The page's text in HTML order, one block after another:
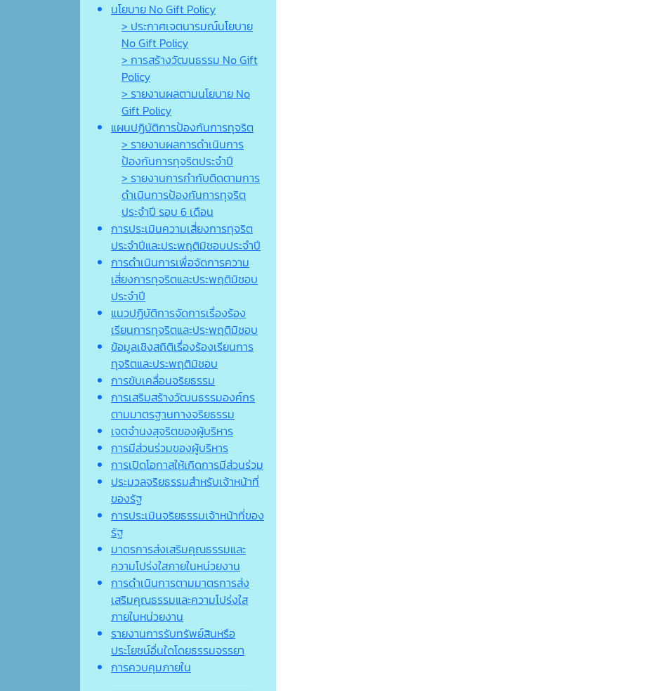
นโยบาย No Gift Policy
> ประกาศเจตนารมณ์นโยบาย
No Gift Policy
> การสร้างวัฒนธรรม No Gift
Policy
> รายงานผลตามนโยบาย No
Gift Policy
แผนปฏิบัติการป้องกันการทุจริต
> รายงานผลการดำเนินการ
ป้องกันการทุจริตประจำปี
> รายงานการกำกับติดตามการ
ดำเนินการป้องกันการทุจริต
ประจำปี รอบ 6 เดือน
การประเมินความเสี่ยงการทุจริต
ประจำปีและประพฤติมิชอบประจำปี
การดำเนินการเพื่อจัดการความ
เสี่ยงการทุจริตและประพฤติมิชอบ
ประจำปี
แนวปฏิบัติการจัดการเรื่องร้อง
เรียนการทุจริตและประพฤติมิชอบ
ข้อมูลเชิงสถิติเรื่องร้องเรียนการ
ทุจริตและประพฤติมิชอบ
การขับเคลื่อนจริยธรรม
การเสริมสร้างวัฒนธรรมองค์กร
ตามมาตรฐานทางจริยธรรม
เจตจํานงสุจริตของผู้บริหาร
การมีส่วนร่วมของผู้บริหาร
การเปิดโอกาสให้เกิดการมีส่วนร่วม
ประมวลจริยธรรมสำหรับเจ้าหน้าที่
ของรัฐ
การประเมินจริยธรรมเจ้าหน้าที่ของ
รัฐ
มาตรการส่งเสริมคุณธรรมและ
ความโปร่งใสภายในหน่วยงาน
การดำเนินการตามมาตรการส่ง
เสริมคุณธรรมและความโปร่งใส
ภายในหน่วยงาน
รายงานการรับทรัพย์สินหรือ
ประโยชน์อื่นใดโดยธรรมจรรยา
การควบคุมภายใน